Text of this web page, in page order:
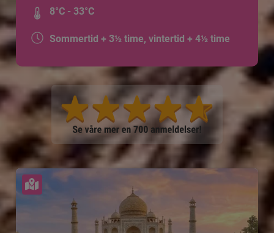
8°C - 33°C
Sommertid + 3½ time, vintertid + 4½ time
Se kart